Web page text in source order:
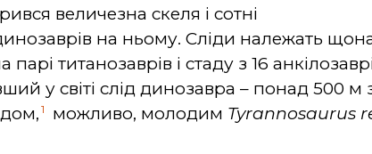
величезна скеля і сотні
на ньому. Сліди належать
парі титанозаврів і стаду з 16
у світі слід динозавра – понад 500
1 можливо, молодим Tyrannosaurus